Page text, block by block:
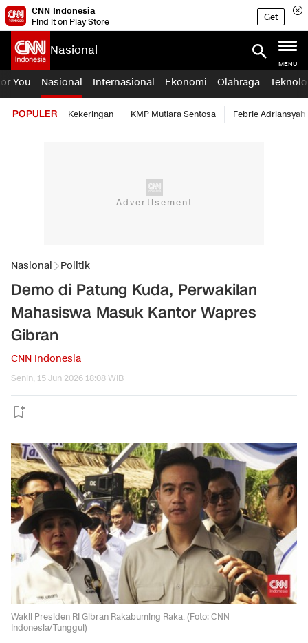
CNN Indonesia
Find it on Play Store
Get
Nasional
MENU
You Nasional Internasional Ekonomi Olahraga
POPULER Kekeringan KMP Mutiara Sentosa Febrie Adriansyah
Nasional Politik
Demo di Patung Kuda, Perwakilan
Mahasiswa Masuk Kantor Wapres
Gibran
CNN Indonesia
Senin, 15 Jun 2026 18:08 WIB
Wakil Presiden RI Gibran Rakabuming Raka. (Foto: CNN
Indonesia/Tunggul)